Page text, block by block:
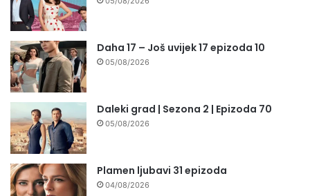
Daha 17 – Još uvijek 17 epizoda 10
05/08/2026
Daleki grad | Sezona 2 | Epizoda 70
05/08/2026
Plamen ljubavi 31 epizoda
04/08/2026